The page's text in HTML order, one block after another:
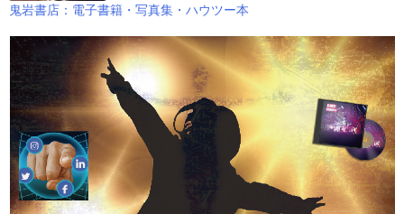
鬼岩書店：電子書籍・写真集・ハウツー本